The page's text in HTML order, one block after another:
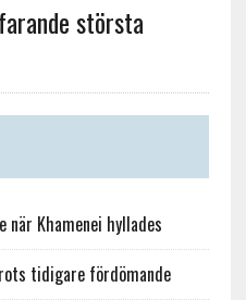
största
när Khamenei hyllades
tidigare fördömande